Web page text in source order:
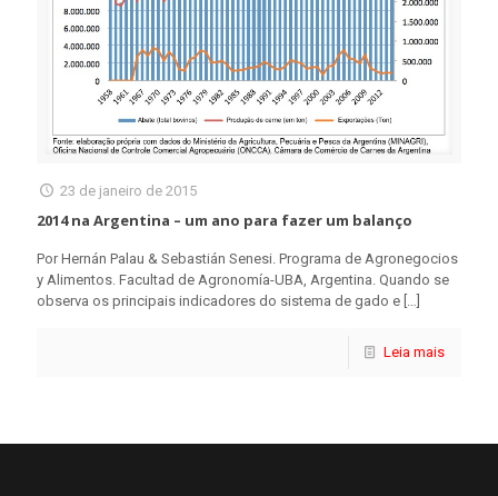
23 de janeiro de 2015
2014 na Argentina – um ano para fazer um balanço
Por Hernán Palau & Sebastián Senesi. Programa de Agronegocios
y Alimentos. Facultad de Agronomía-UBA, Argentina. Quando se
observa os principais indicadores do sistema de gado e
Leia mais